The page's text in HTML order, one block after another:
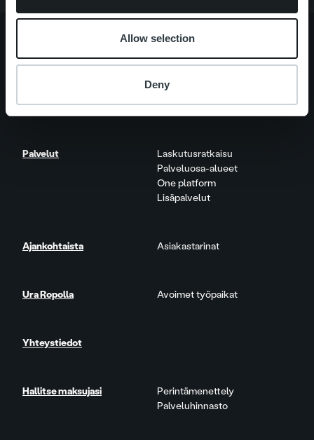
Allow selection
Deny
Ihmiset ja kulttuurimme
Vastuullisuus
Palvelut
Laskutusratkaisu
Palveluosa-alueet
One platform
Lisäpalvelut
Ajankohtaista Asiakastarinat
Ura Ropolla Avoimet työpaikat
Yhteystiedot
Hallitse maksujasi
Perintämenettely
Palveluhinnasto